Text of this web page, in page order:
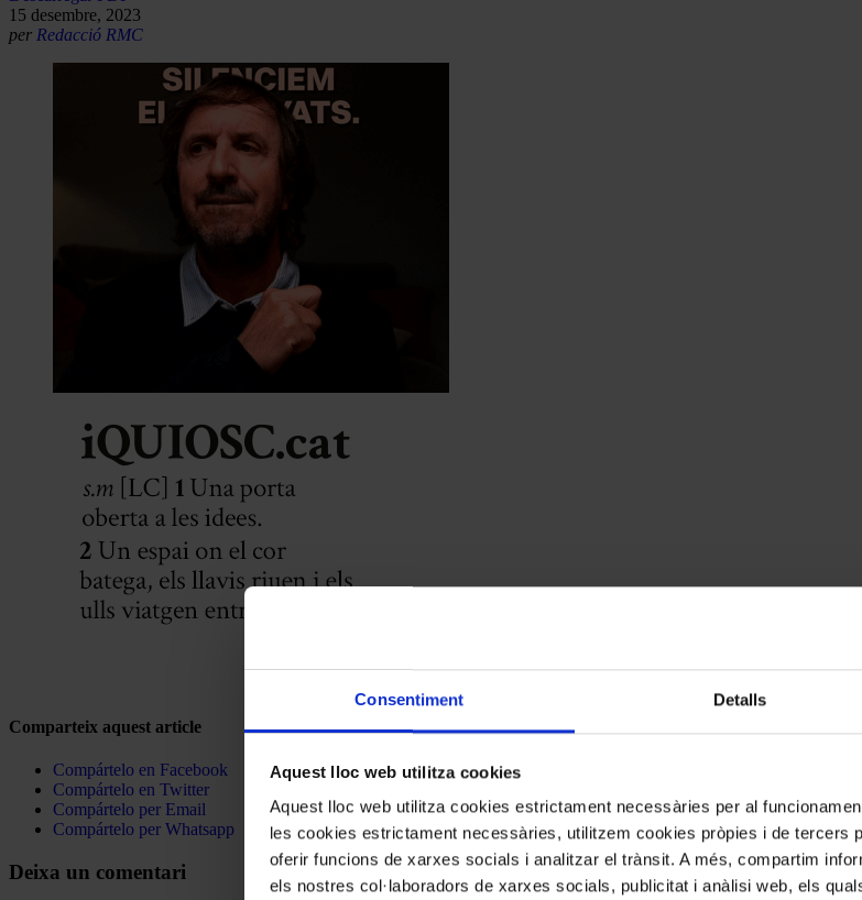
Consentiment Detalls
Aquest lloc web utilitza cookies
Aquest lloc web utilitza cookies estrictament necessàries per al
les cookies estrictament necessàries, utilitzem cookies pròpies i de tercers
oferir funcions de xarxes socials i analitzar el trànsit. A més, compartim
els nostres col·laboradors de xarxes socials, publicitat i anàlisi web, els
15 desembre, 2023
per Redacció RMC
Comparteix aquest article
Compártelo en Facebook
Compártelo en Twitter
Compártelo per Email
Compártelo per Whatsapp
Deixa un comentari